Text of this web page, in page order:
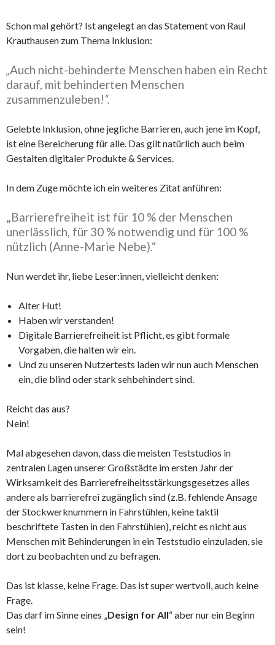
Schon mal gehört? Ist angelegt an das Statement von Raul
Krauthausen zum Thema Inklusion:
„Auch nicht-behinderte Menschen haben ein Recht
darauf, mit behinderten Menschen
zusammenzuleben!“.
Gelebte Inklusion, ohne jegliche Barrieren, auch jene im Kopf,
ist eine Bereicherung für alle. Das gilt natürlich auch beim
Gestalten digitaler Produkte & Services.
In dem Zuge möchte ich ein weiteres Zitat anführen:
„Barrierefreiheit ist für 10 % der Menschen
unerlässlich, für 30 % notwendig und für 100 %
nützlich (Anne-Marie Nebe).“
Nun werdet ihr, liebe Leser:innen, vielleicht denken:
Alter Hut!
Haben wir verstanden!
Digitale Barrierefreiheit ist Pflicht, es gibt formale
Vorgaben, die halten wir ein.
Und zu unseren Nutzertests laden wir nun auch Menschen
ein, die blind oder stark sehbehindert sind.
Reicht das aus?
Nein!
Mal abgesehen davon, dass die meisten Teststudios in
zentralen Lagen unserer Großstädte im ersten Jahr der
Wirksamkeit des Barrierefreiheitsstärkungsgesetzes alles
andere als barrierefrei zugänglich sind (z.B. fehlende Ansage
der Stockwerknummern in Fahrstühlen, keine taktil
beschriftete Tasten in den Fahrstühlen), reicht es nicht aus
Menschen mit Behinderungen in ein Teststudio einzuladen, sie
dort zu beobachten und zu befragen.
Das ist klasse, keine Frage. Das ist super wertvoll, auch keine
Frage.
Das darf im Sinne eines „Design for All“ aber nur ein Beginn
sein!